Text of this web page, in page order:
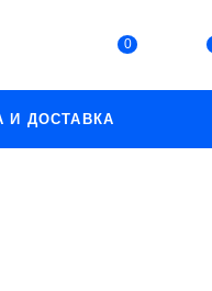
0
И ДОСТАВКА